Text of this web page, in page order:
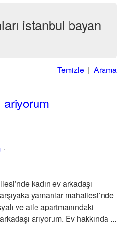
istanbul bayan
Temizle| Arama
ariyorum
kadın ev arkadaşı
yamanlar mahallesi’nde
ve aile apartmanındaki
arıyorum. Ev hakkında ...